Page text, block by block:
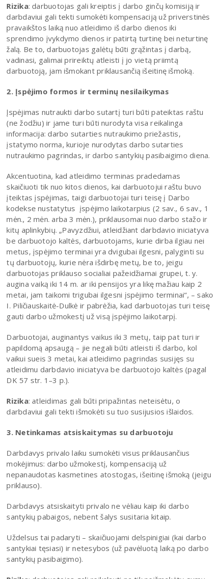
Rizika: darbuotojas gali kreiptis į darbo ginčų komisiją ir
darbdaviui gali tekti sumokėti kompensaciją už priverstinės
pravaikštos laiką nuo atleidimo iš darbo dienos iki
sprendimo įvykdymo dienos ir patirtą turtinę bei neturtinę
žalą. Be to, darbuotojas galėtų būti grąžintas į darbą,
vadinasi, galimai prireiktų atleisti į jo vietą priimtą
darbuotoją, jam išmokant priklausančią išeitinę išmoką.
2. Įspėjimo formos ir terminų nesilaikymas
Įspėjimas nutraukti darbo sutartį turi būti pateiktas raštu
(ne žodžiu) ir jame turi būti nurodyta visa reikalinga
informacija: darbo sutarties nutraukimo priežastis,
įstatymo norma, kurioje nurodytas darbo sutarties
nutraukimo pagrindas, ir darbo santykių pasibaigimo diena.
Akcentuotina, kad atleidimo terminas pradedamas
skaičiuoti tik nuo kitos dienos, kai darbuotojui raštu buvo
įteiktas įspėjimas, taigi darbuotojai turi teisę į Darbo
kodekse nustatytus įspėjimo laikotarpius (2 sav., 6 sav., 1
mėn., 2 mėn. arba 3 mėn.), priklausomai nuo darbo stažo ir
kitų aplinkybių. „Pavyzdžiui, atleidžiant darbdavio iniciatyva
be darbuotojo kaltės, darbuotojams, kurie dirba ilgiau nei
metus, įspėjimo terminai yra dvigubai ilgesni, palyginti su
tų darbuotojų, kurie nėra išdirbę metų, be to, jeigu
darbuotojas priklauso socialiai pažeidžiamai grupei, t. y.
augina vaiką iki 14 m. ar iki pensijos yra likę mažiau kaip 2
metai, jam taikomi trigubai ilgesni įspėjimo terminai“, – sako
I. Piličiauskaitė-Dulkė ir pabrėžia, kad darbuotojas turi teisę
gauti darbo užmokestį už visą įspėjimo laikotarpį.
Darbuotojai, auginantys vaikus iki 3 metų, taip pat turi ir
papildomą apsaugą – jie negali būti atleisti iš darbo, kol
vaikui sueis 3 metai, kai atleidimo pagrindas susijęs su
atleidimu darbdavio iniciatyva be darbuotojo kaltės (pagal
DK 57 str. 1–3 p.).
Rizika: atleidimas gali būti pripažintas neteisėtu, o
darbdaviui gali tekti išmokėti su tuo susijusios išlaidos.
3. Netinkamas atsiskaitymas su darbuotoju
Darbdavys privalo laiku sumokėti visus priklausančius
mokėjimus: darbo užmokestį, kompensaciją už
nepanaudotas kasmetines atostogas, išeitinę išmoką (jeigu
priklauso).
Darbdavys atsiskaityti privalo ne vėliau kaip iki darbo
santykių pabaigos, nebent šalys susitaria kitaip.
Uždelsus tai padaryti – skaičiuojami delspinigiai (kai darbo
santykiai tęsiasi) ir netesybos (už pavėluotą laiką po darbo
santykių pasibaigimo).